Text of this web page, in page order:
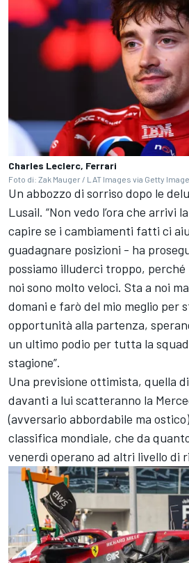
Charles Leclerc, Ferrari
Foto di: Zak Mauger / LAT Images via Getty
Un abbozzo di sorriso dopo le
Lusail. “Non vedo l’ora che arrivi
capire se i cambiamenti fatti ci
guadagnare posizioni - ha
possiamo illuderci troppo,
noi sono molto veloci. Sta a noi
domani e farò del mio meglio
opportunità alla partenza,
un ultimo podio per tutta la
stagione”.
Una previsione ottimista, quella
davanti a lui scatteranno la
(avversario abbordabile ma
classifica mondiale, che da
venerdì operano ad altri livello di